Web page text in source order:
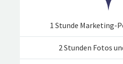
1 Stunde Marketing-
2 Stunden Fotos